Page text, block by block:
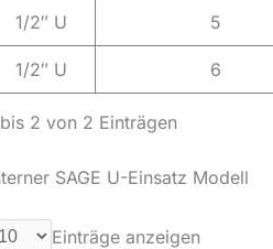
1/2″ U 5
1/2″ U 6
2 von 2 Einträgen
SAGE U-Einsatz Modell
Einträge anzeigen